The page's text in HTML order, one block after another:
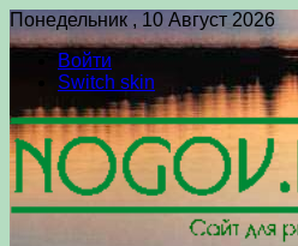
Понедельник , 10 Август 2026
Войти
Switch skin